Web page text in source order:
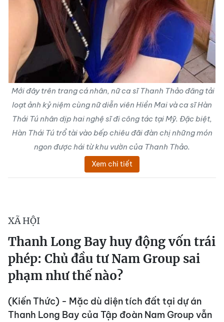
Mới đây trên trang cá nhân, nữ ca sĩ Thanh Thảo đăng tải
loạt ảnh kỷ niệm cùng nữ diễn viên Hiền Mai và ca sĩ Hàn
Thái Tú nhân dịp hai nghệ sĩ đi công tác tại Mỹ. Đặc biệt,
Hàn Thái Tú trổ tài vào bếp chiêu đãi đàn chị những món
ngon được hái từ khu vườn của Thanh Thảo.
Xem chi tiết
XÃ HỘI
Thanh Long Bay huy động vốn trái
phép: Chủ đầu tư Nam Group sai
phạm như thế nào?
(Kiến Thức) - Mặc dù diện tích đất tại dự án
Thanh Long Bay của Tập đoàn Nam Group vẫn